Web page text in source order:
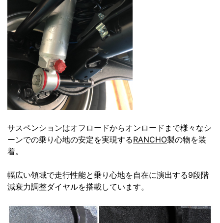
サスペンションはオフロードからオンロードまで様々なシ
ーンでの乗り心地の安定を実現するRANCHO製の物を装
着。
幅広い領域で走行性能と乗り心地を自在に演出する9段階
減衰力調整ダイヤルを搭載しています。